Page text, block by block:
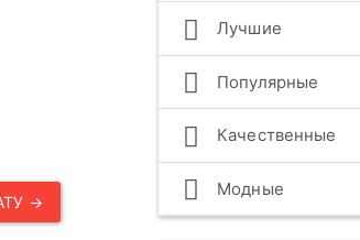
→
Лучшие
Популярные
Качественные
Модные